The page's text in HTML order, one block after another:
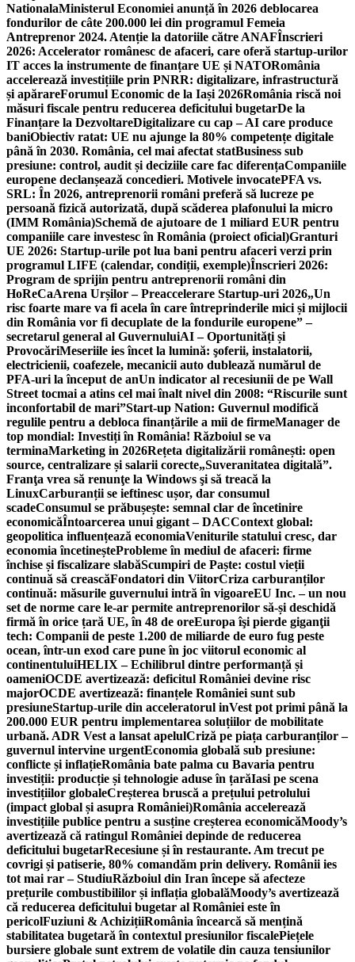
NationalaMinisterul Economiei anunță în 2026 deblocarea
fondurilor de câte 200.000 lei din programul Femeia
Antreprenor 2024. Atenție la datoriile către ANAFÎnscrieri
2026: Accelerator românesc de afaceri, care oferă startup-urilor
IT acces la instrumente de finanțare UE și NATORomânia
accelerează investițiile prin PNRR: digitalizare, infrastructură
și apărareForumul Economic de la Iași 2026România riscă noi
măsuri fiscale pentru reducerea deficitului bugetarDe la
Finanțare la DezvoltareDigitalizare cu cap – AI care produce
baniObiectiv ratat: UE nu ajunge la 80% competențe digitale
până în 2030. România, cel mai afectat statBusiness sub
presiune: control, audit și deciziile care fac diferențaCompaniile
europene declanșează concedieri. Motivele invocatePFA vs.
SRL: În 2026, antreprenorii români preferă să lucreze pe
persoană fizică autorizată, după scăderea plafonului la micro
(IMM România)Schemă de ajutoare de 1 miliard EUR pentru
companiile care investesc în România (proiect oficial)Granturi
UE 2026: Startup-urile pot lua bani pentru afaceri verzi prin
programul LIFE (calendar, condiții, exemple)Înscrieri 2026:
Program de sprijin pentru antreprenorii români din
HoReCaArena Urșilor – Preaccelerare Startup-uri 2026„Un
risc foarte mare va fi acela în care întreprinderile mici și mijlocii
din România vor fi decuplate de la fondurile europene” –
secretarul general al GuvernuluiAI – Oportunități și
ProvocăriMeseriile ies încet la lumină: şoferii, instalatorii,
electricienii, coafezele, mecanicii auto dublează numărul de
PFA-uri la început de anUn indicator al recesiunii de pe Wall
Street tocmai a atins cel mai înalt nivel din 2008: “Riscurile sunt
inconfortabil de mari”Start-up Nation: Guvernul modifică
regulile pentru a debloca finanțările a mii de firmeManager de
top mondial: Investiți în România! Războiul se va
terminaMarketing in 2026Rețeta digitalizării românești: open
source, centralizare și salarii corecte„Suveranitatea digitală”.
Franţa vrea să renunţe la Windows şi să treacă la
LinuxCarburanții se ieftinesc ușor, dar consumul
scadeConsumul se prăbușește: semnal clar de încetinire
economicăÎntoarcerea unui gigant – DACContext global:
geopolitica influențează economiaVeniturile statului cresc, dar
economia încetineșteProbleme în mediul de afaceri: firme
închise și fiscalizare slabăScumpiri de Paște: costul vieții
continuă să creascăFondatori din ViitorCriza carburanților
continuă: măsurile guvernului intră în vigoareEU Inc. – un nou
set de norme care le-ar permite antreprenorilor să-și deschidă
firmă în orice țară UE, în 48 de oreEuropa îşi pierde giganţii
tech: Companii de peste 1.200 de miliarde de euro fug peste
ocean, într-un exod care pune în joc viitorul economic al
continentuluiHELIX – Echilibrul dintre performanță și
oameniOCDE avertizează: deficitul României devine risc
majorOCDE avertizează: finanțele României sunt sub
presiuneStartup-urile din acceleratorul inVest pot primi până la
200.000 EUR pentru implementarea soluțiilor de mobilitate
urbană. ADR Vest a lansat apelulCriză pe piața carburanților –
guvernul intervine urgentEconomia globală sub presiune:
conflicte și inflațieRomânia bate palma cu Bavaria pentru
investiții: producție și tehnologie aduse în țarăIasi pe scena
investițiilor globaleCreșterea bruscă a prețului petrolului
(impact global și asupra României)România accelerează
investițiile publice pentru a susține creșterea economicăMoody’s
avertizează că ratingul României depinde de reducerea
deficitului bugetarRecesiune și în restaurante. Am trecut pe
covrigi și patiserie, 80% comandăm prin delivery. Românii ies
tot mai rar – StudiuRăzboiul din Iran începe să afecteze
prețurile combustibililor și inflația globalăMoody’s avertizează
că reducerea deficitului bugetar al României este în
pericolFuziuni & AchizițiiRomânia încearcă să mențină
stabilitatea bugetară în contextul presiunilor fiscalePiețele
bursiere globale sunt extrem de volatile din cauza tensiunilor